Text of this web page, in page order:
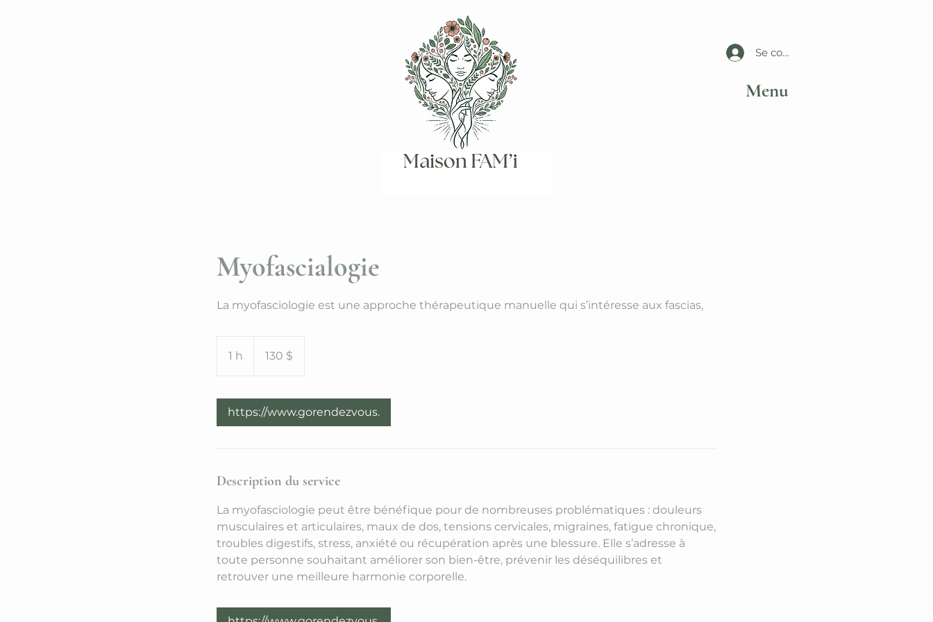
Menu
Se connecter
Myofascialogie
La myofasciologie est une approche thérapeutique manuelle qui s’intéresse aux fascias,
1 h 130 $
https://www.gorendezvous.
Description du service
La myofasciologie peut être bénéfique pour de nombreuses problématiques : douleurs
musculaires et articulaires, maux de dos, tensions cervicales, migraines, fatigue chronique,
troubles digestifs, stress, anxiété ou récupération après une blessure. Elle s’adresse à
toute personne souhaitant améliorer son bien-être, prévenir les déséquilibres et
retrouver une meilleure harmonie corporelle.